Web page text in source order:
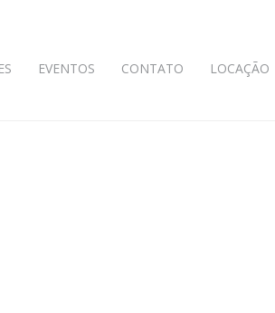
EVENTOS CONTATO LOCAÇÃO